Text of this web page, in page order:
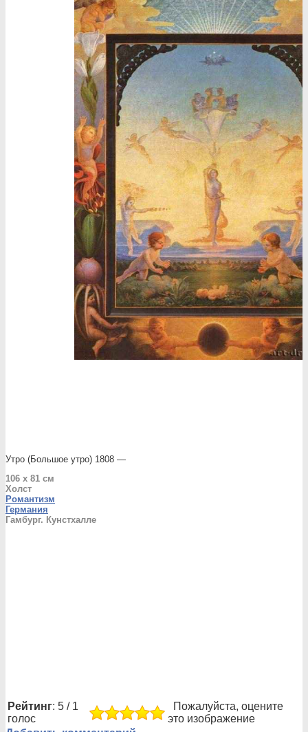
Утро (Большое утро) 1808 —
106 x 81 см
Холст
Романтизм
Германия
Гамбург. Кунстхалле
Рейтинг: 5 / 1
голос
Пожалуйста, оцените
это изображение